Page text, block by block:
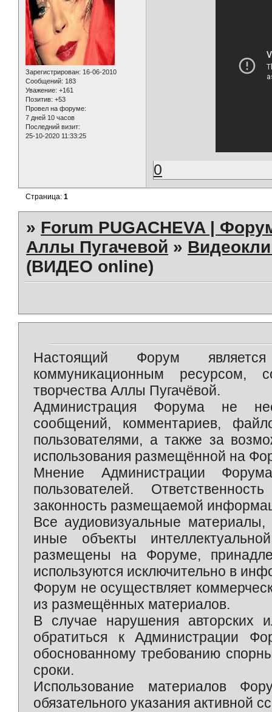
Зарегистрирован: 16-06-2010
Сообщений: 183
Уважение: +161
Позитив: +53
Провел на форуме:
7 дней 10 часов
Последний визит:
25-10-2020 11:33:25
0
Страница:1
» Forum PUGACHEVA |
Аллы Пугачевой »
(ВИДЕО online)
Настоящий Форум является
коммуникационным ресурсом,
творчества Аллы Пугачёвой.
Администрация Форума не
сообщений, комментариев,
пользователями, а также за
использования размещённой на
Мнение Администрации
пользователей.
законность размещаемой
Все аудиовизуальные
иные объекты
размещены на Форуме,
используются исключительно в
Форум не осуществляет
из размещённых материалов.
В случае нарушения авторских
обратиться к Администрации
обоснованному требованию
сроки.
Использование материалов
обязательного указания активной